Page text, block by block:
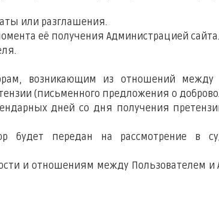
или разглашения.
её получения Администрацией сайта.
возникающим из отношений между
(письменного предложения о
дней со дня получения
будет передан на рассмотрение в
и отношениям между Пользователем